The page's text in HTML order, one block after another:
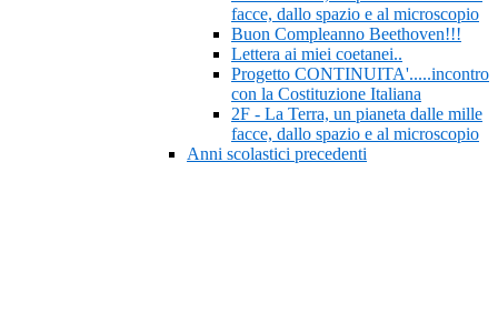
facce, dallo spazio e al microscopio
Buon Compleanno Beethoven!!!
Lettera ai miei coetanei..
Progetto CONTINUITA'.....incontro
con la Costituzione Italiana
2F - La Terra, un pianeta dalle mille
facce, dallo spazio e al microscopio
Anni scolastici precedenti